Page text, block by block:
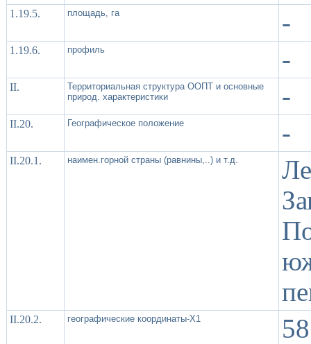
1.19.5. площадь, га -
1.19.6. профиль -
II.
Территориальная структура ООПТ и основные
природ. характеристики
-
II.20. Географическое положение -
II.20.1. наимен.горной страны (равнины,..) и т.д.
II.20.2. географические координаты-X1